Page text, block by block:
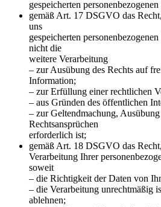
gespeicherten
gemäß Art. 17 DSGVO das
uns
gespeicherten
nicht die
weitere Verarbeitung
– zur Ausübung des Rechts auf
Information;
– zur Erfüllung einer rechtlichen
– aus Gründen des öffentlichen
– zur Geltendmachung,
Rechtsansprüchen
erforderlich ist;
gemäß Art. 18 DSGVO das
Verarbeitung Ihrer
soweit
– die Richtigkeit der Daten von
– die Verarbeitung unrechtmäßig
ablehnen;